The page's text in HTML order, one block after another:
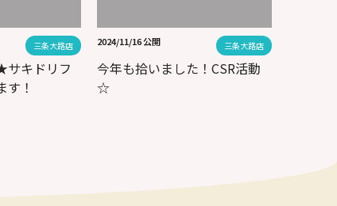
三条大路店
サキドリフ
！
2024/11/16 公開 三条大路店
今年も拾いました！CSR活動
☆